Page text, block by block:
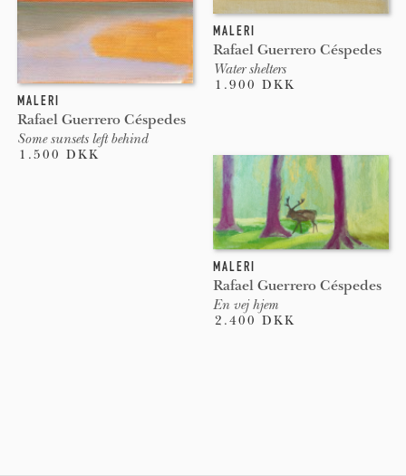
MALERI
Rafael Guerrero Céspedes
Water shelters
1.900 DKK
MALERI
Rafael Guerrero Céspedes
Some sunsets left behind
1.500 DKK
MALERI
Rafael Guerrero Céspedes
En vej hjem
2.400 DKK